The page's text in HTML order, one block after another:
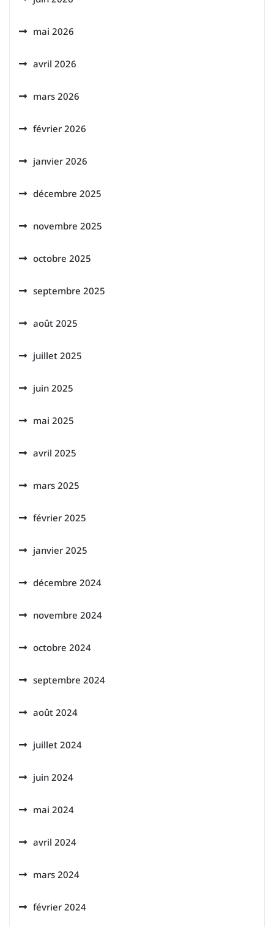
mai 2026
avril 2026
mars 2026
février 2026
janvier 2026
décembre 2025
novembre 2025
octobre 2025
septembre 2025
août 2025
juillet 2025
juin 2025
mai 2025
avril 2025
mars 2025
février 2025
janvier 2025
décembre 2024
novembre 2024
octobre 2024
septembre 2024
août 2024
juillet 2024
juin 2024
mai 2024
avril 2024
mars 2024
février 2024